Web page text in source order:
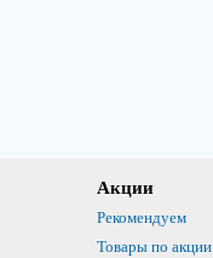
Акции
Рекомендуем
Товары по акции